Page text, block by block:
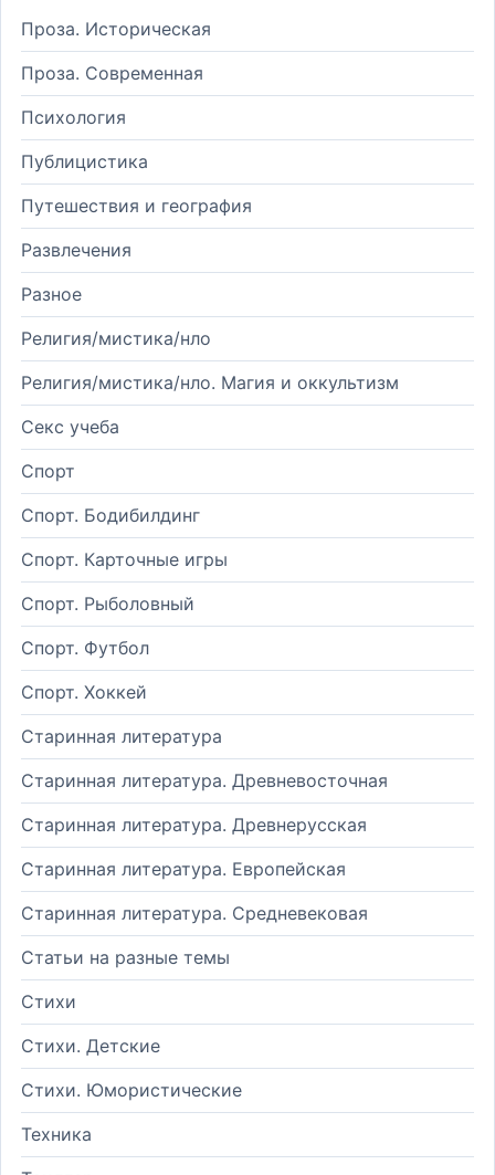
Проза. Историческая
Проза. Современная
Психология
Публицистика
Путешествия и география
Развлечения
Разное
Религия/мистика/нло
Религия/мистика/нло. Магия и оккультизм
Секс учеба
Спорт
Спорт. Бодибилдинг
Спорт. Карточные игры
Спорт. Рыболовный
Спорт. Футбол
Спорт. Хоккей
Старинная литература
Старинная литература. Древневосточная
Старинная литература. Древнерусская
Старинная литература. Европейская
Старинная литература. Средневековая
Статьи на разные темы
Стихи
Стихи. Детские
Стихи. Юмористические
Техника